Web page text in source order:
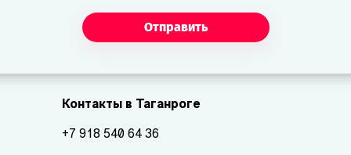
Отправить
Контакты в Таганроге
+7 918 540 64 36